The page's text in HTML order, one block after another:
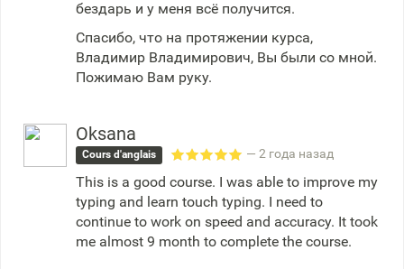
бездарь и у меня всё получится.
Спасибо, что на протяжении курса,
Владимир Владимирович, Вы были со мной.
Пожимаю Вам руку.
Oksana
Cours d'anglais — 2 года назад
This is a good course. I was able to improve my
typing and learn touch typing. I need to
continue to work on speed and accuracy. It took
me almost 9 month to complete the course.